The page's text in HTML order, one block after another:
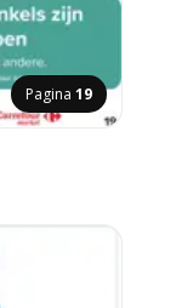
Pagina 19